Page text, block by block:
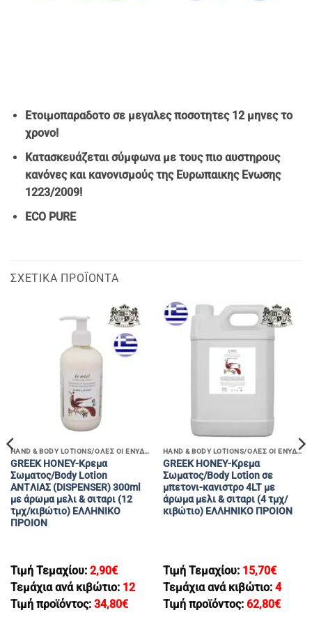
Ετοιμοπαραδοτο σε μεγαλες ποσοτητες 12 μηνες το
χρονο!
Κατασκευάζεται σύμφωνα με τους πιο αυστηρους
κανόνες και κανονισμούς της Ευρωπαικης Ενωσης
1223/2009!
ECO PURE
ΣΧΕΤΙΚΆ ΠΡΟΪΌΝΤΑ
HAND & BODY LOTIONS/ΟΛΕΣ ΟΙ ΕΝΥΔΑΤΙΚΕΣ ΚΡΕΜΕΣ ΧΕΡΙΩΝ & ΣΩΜΑΤΟΣ
GREEK HONEY-Kρεμα
Σωματος/Body Lotion
ANTΛΙΑΣ (DISPENSER) 300ml
με άρωμα μελι & σιταρι (12
τμχ/κιβώτιο) EΛΛΗΝΙΚΟ
ΠΡΟΙΟΝ
Τιμή Τεμαχίου: 2,90€
Τεμάχια ανά κιβώτιο: 12
Τιμή προϊόντος: 34,80€
HAND & BODY LOTIONS/ΟΛΕΣ ΟΙ ΕΝΥΔΑΤΙΚΕΣ ΚΡΕΜΕΣ ΧΕΡΙΩΝ & ΣΩΜΑΤΟΣ
GREEK HONEY-Κρεμα
Σωματος/Body Lotion σε
μπετονι-κανιστρο 4LT με
άρωμα μελι & σιταρι (4 τμχ/
κιβώτιο) EΛΛΗΝΙΚΟ ΠΡΟΙΟΝ
Τιμή Τεμαχίου: 15,70€
Τεμάχια ανά κιβώτιο: 4
Τιμή προϊόντος: 62,80€